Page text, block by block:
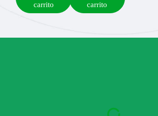
carrito
carrito